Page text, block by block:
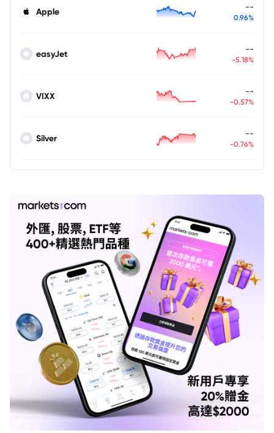
Apple --
0.96%
easyJet --
-5.18%
VIXX --
-0.57%
Silver --
-0.76%